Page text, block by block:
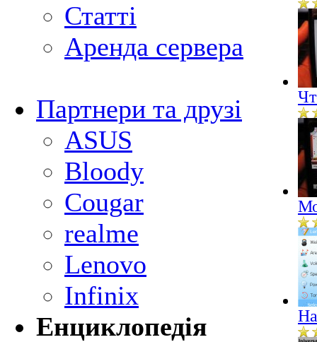
Статті
Аренда сервера
Партнери та друзі
ASUS
Bloody
Cougar
realme
Lenovo
Infinix
Енциклопедія